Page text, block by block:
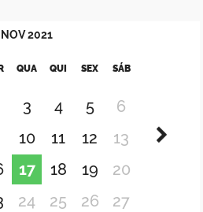
NOV2021
QUA QUI SEX SÁB
3 4 5
6
10 11 12
13
17 18 19
20
24 25 26
27